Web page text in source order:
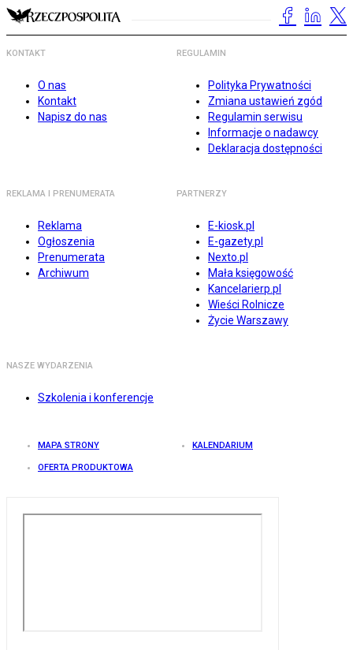
KONTAKT
O nas
Kontakt
Napisz do nas
REGULAMIN
Polityka Prywatności
Zmiana ustawień zgód
Regulamin serwisu
Informacje o nadawcy
Deklaracja dostępności
REKLAMA I PRENUMERATA
Reklama
Ogłoszenia
Prenumerata
Archiwum
PARTNERZY
E-kiosk.pl
E-gazety.pl
Nexto.pl
Mała księgowość
Kancelarierp.pl
Wieści Rolnicze
Życie Warszawy
NASZE WYDARZENIA
Szkolenia i konferencje
MAPA STRONY KALENDARIUM
OFERTA PRODUKTOWA